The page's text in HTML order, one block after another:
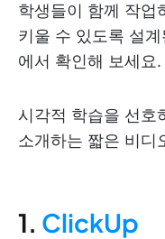
학생들이 함께 작업
키울 수 있도록 설
에서 확인해 보세요.
시각적 학습을 선호
소개하는 짧은 비디
1. ClickUp